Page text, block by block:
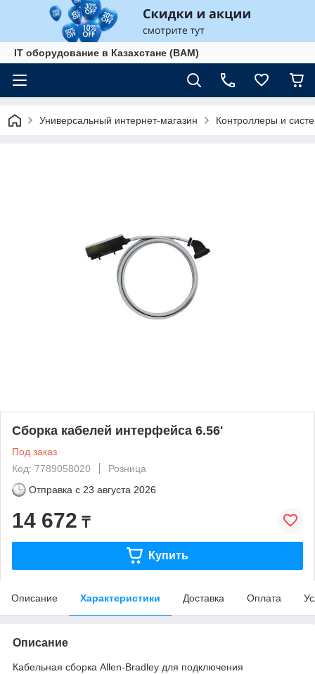
IT оборудование в Казахстане (BAM)
Универсальный интернет-магазин Контроллеры и
Сборка кабелей интерфейса 6.56'
Под заказ
Код: 7789058020
Розница
Отправка с 23 августа 2026
14 672 ₸
Купить
Описание Характеристики Доставка Оплата
Описание
Кабельная сборка Allen-Bradley для подключения